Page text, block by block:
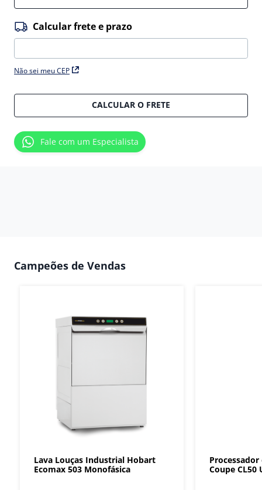
Não sei meu CEP
CALCULAR O FRETE
Fale com um Especialista
Campeões de Vendas
Lava Louças Industrial Hobart
Ecomax 503 Monofásica
Coupe CL50